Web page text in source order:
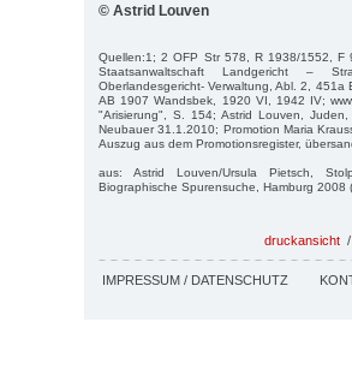
© Astrid Louven
Quellen:1; 2 OFP Str 578, R 1938/1552,
Staatsanwaltschaft Landgericht –
Oberlandesgericht- Verwaltung, Abl. 2,
AB 1907 Wandsbek, 1920 VI, 1942 IV;
"Arisierung", S. 154; Astrid Louven,
Neubauer 31.1.2010; Promotion Maria
Auszug aus dem Promotionsregister,
aus: Astrid Louven/Ursula Pietsch,
Biographische Spurensuche, Hamburg 2008
druckansicht /
IMPRESSUM / DATENSCHUTZ